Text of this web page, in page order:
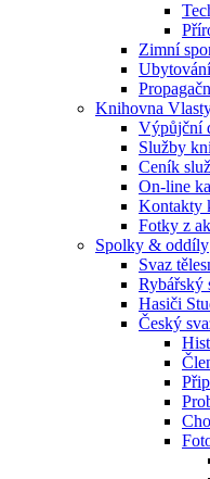
Zimní
Knihovna
Výpůjční
Služby
Ceník
On-line
Kontakty
Fotky z
Spolky & oddíly
Svaz
Rybářský
Hasiči
Český